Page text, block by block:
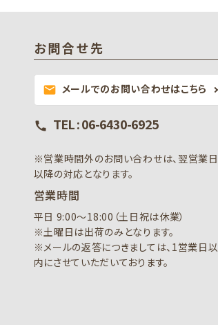
お問合せ先
mail メールでのお問い合わせはこちら
call TEL : 06-6430-6925
※営業時間外のお問い合わせは、翌営業日
以降の対応となります。
営業時間
平日 9:00～18:00（土日祝は休業）
※土曜日は出荷のみとなります。
※メールの返答につきましては、1営業日以
内にさせていただいております。